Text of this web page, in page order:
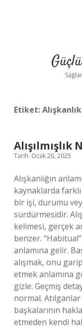
Etiket:
Alışılmışlık
Tarih: Ocak 26, 2025
Alışkanlığın
kaynaklarda
bir işi, durumu
sürdürmesidir.
kelimesi, gerçek
benzer.
anlamına gelir.
alışmak, onu
etmek anlamına
gizle. Geçmiş
normal. Atılganlar
başkalarının
etmeden kendi